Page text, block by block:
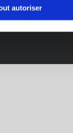
autoriser